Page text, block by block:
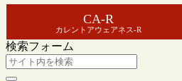
CA-R
カレントアウェアネス-R
検索フォーム